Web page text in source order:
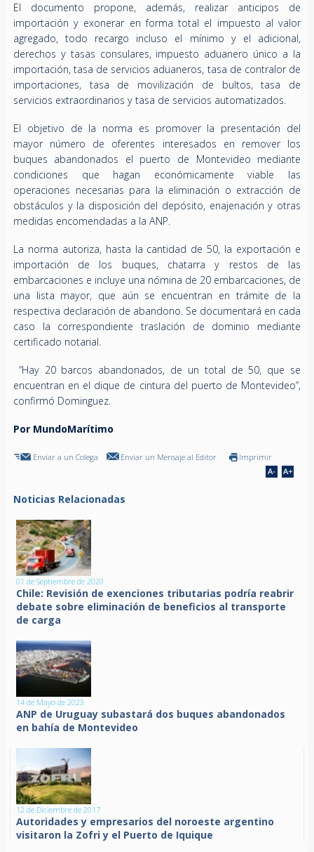
El documento propone, además, realizar anticipos de
importación y exonerar en forma total el impuesto al valor
agregado, todo recargo incluso el mínimo y el adicional,
derechos y tasas consulares, impuesto aduanero único a la
importación, tasa de servicios aduaneros, tasa de contralor de
importaciones, tasa de movilización de bultos, tasa de
servicios extraordinarios y tasa de servicios automatizados.
El objetivo de la norma es promover la presentación del
mayor número de oferentes interesados en remover los
buques abandonados el puerto de Montevideo mediante
condiciones que hagan económicamente viable las
operaciones necesarias para la eliminación o extracción de
obstáculos y la disposición del depósito, enajenación y otras
medidas encomendadas a la ANP.
La norma autoriza, hasta la cantidad de 50, la exportación e
importación de los buques, chatarra y restos de las
embarcaciones e incluye una nómina de 20 embarcaciones, de
una lista mayor, que aún se encuentran en trámite de la
respectiva declaración de abandono. Se documentará en cada
caso la correspondiente traslación de dominio mediante
certificado notarial.
“Hay 20 barcos abandonados, de un total de 50, que se
encuentran en el dique de cintura del puerto de Montevideo”,
confirmó Dominguez.
Por MundoMarítimo
Enviar a un Colega Enviar un Mensaje al Editor Imprimir
Noticias Relacionadas
01 de Septiembre de 2020
Chile: Revisión de exenciones tributarias podría reabrir
debate sobre eliminación de beneficios al transporte
de carga
14 de Mayo de 2023
ANP de Uruguay subastará dos buques abandonados
en bahía de Montevideo
12 de Diciembre de 2017
Autoridades y empresarios del noroeste argentino
visitaron la Zofri y el Puerto de Iquique